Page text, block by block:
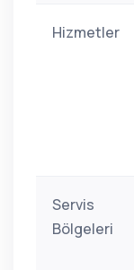
Hizmetler
Servis
Bölgeleri